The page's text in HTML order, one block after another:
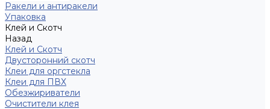
Ракели и антиракели
Упаковка
Клей и Скотч
Назад
Клей и Скотч
Двусторонний скотч
Клеи для оргстекла
Клеи для ПВХ
Обезжириватели
Очистители клея